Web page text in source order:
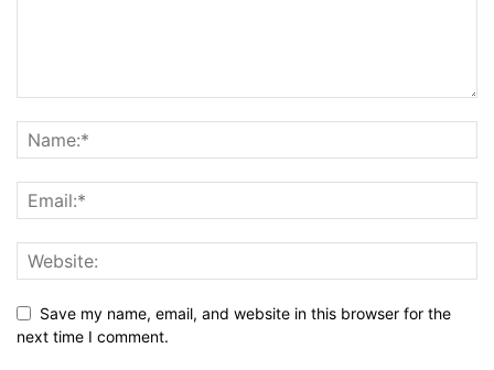
Save my name, email, and website in this browser for the
next time I comment.